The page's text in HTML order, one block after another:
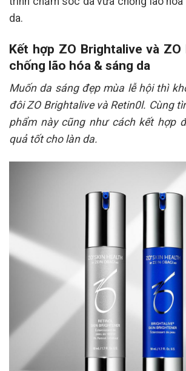
da.
Kết hợp ZO Brightalive và
chống lão hóa & sáng da
Muốn da sáng đẹp mùa lễ hội thì
đôi ZO Brightalive và Retin0l. Cùng
phẩm này cũng như cách kết hợp
quả tốt cho làn da.